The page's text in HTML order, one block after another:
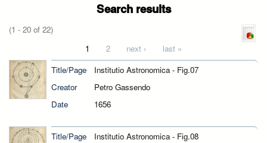
Search results
(1 - 20 of 22)
1 2 next ›
last »
Title/Page
Institutio Astronomica - Fig.07
Creator
Petro Gassendo
Date
1656
Title/Page
Institutio Astronomica - Fig.08